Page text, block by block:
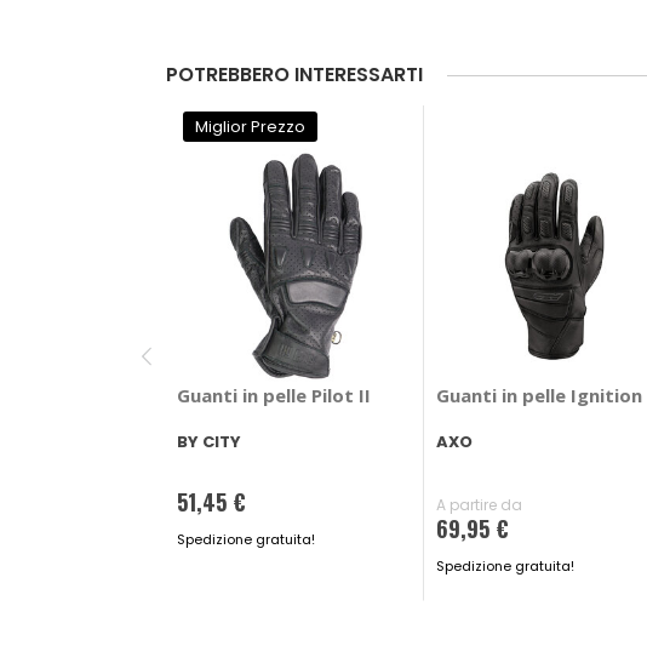
POTREBBERO INTERESSARTI
Miglior Prezzo
Guanti in pelle Pilot II
BY CITY
51,45 €
Spedizione gratuita!
Guanti in pelle Ignition
AXO
A partire da
69,95 €
Spedizione gratuita!